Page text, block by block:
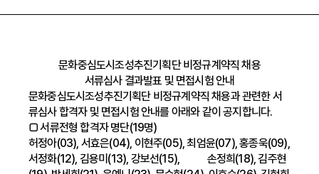
문화중심도시조성추진기획단 비정규계약직 채용
서류심사 결과발표 및 면접시험 안내
문화중심도시조성추진기획단 비정규계약직 채용과 관련한 서
류심사 합격자 및 면접시험 안내를 아래와 같이 공지합니다.
□ 서류전형 합격자 명단(19명)
허정아(03), 서효은(04), 이현주(05), 최엄윤(07), 홍종욱(09),
서정화(12), 김용미(13), 강보선(15), 손정희(18), 김주현